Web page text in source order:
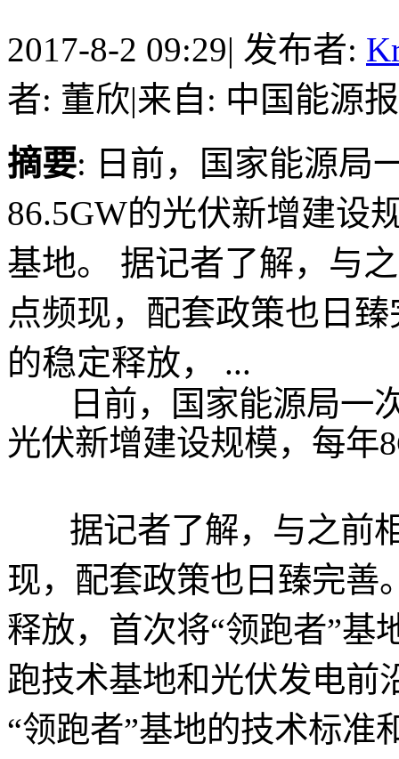
2017-8-2 09:29| 发布者:
者: 董欣|来自: 中国能源报
摘要: 日前，国家能源局
86.5GW的光伏新增建设
基地。 据记者了解，与
点频现，配套政策也日
的稳定释放， ...
日前，国家能源局一次
光伏新增建设规模，每年
据记者了解，与之前
现，配套政策也日臻完善
释放，首次将“领跑者”
跑技术基地和光伏发电前
“领跑者”基地的技术标准